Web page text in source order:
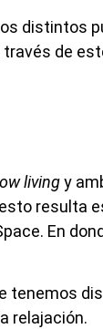
distintos
de
livingy
resulta
En
tenemos
relajación.